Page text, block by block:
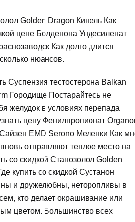
Golden Dragon Кинель Как
цене Болденона Ундесиленат
Как долго длится
нюансов.
Суспензия тестостерона Balkan
Городище Постарайтесь не
желудок в условиях перепада
цену Фенилпропионат
EMD Serono Меленки Как
отправляют теплое место на
со скидкой Cтанозолол Golden
купить со скидкой Сустанон
и дружелюбны, неторопливы в
кто делает окрашивание или
цветом. Большинство всех